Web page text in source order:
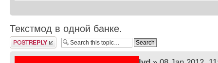
Текстмод в одной банке.
Post a reply